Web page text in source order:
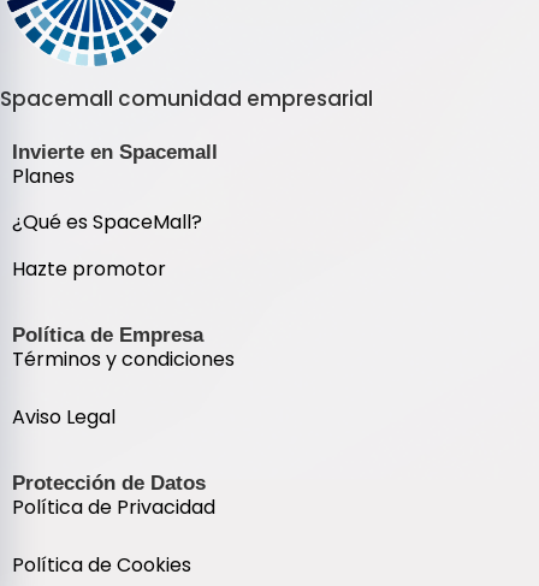
Spacemall comunidad empresarial
Invierte en Spacemall
Planes
¿Qué es SpaceMall?
Hazte promotor
Política de Empresa
Términos y condiciones
Aviso Legal
Protección de Datos
Política de Privacidad
Política de Cookies